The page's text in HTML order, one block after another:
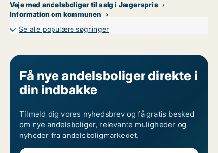
Veje med andelsboliger til salg i Jægerspris
Information om kommunen
Se alle populære søgninger
Få nye andelsboliger direkte i
din indbakke
Tilmeld dig vores nyhedsbrev og få gratis besked
om nye andelsboliger, relevante muligheder og
nyheder fra andelsboligmarkedet.